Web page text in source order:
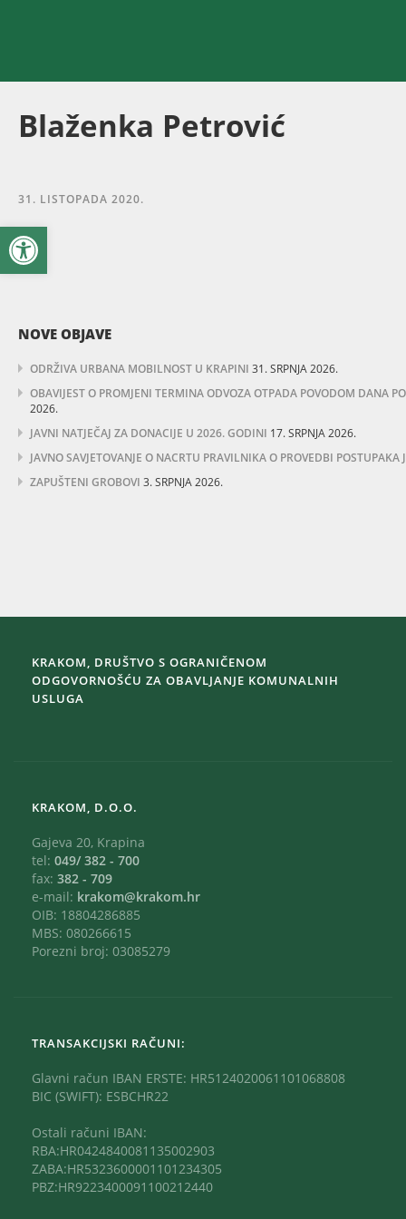
Open toolbar
Blaženka Petrović
31. LISTOPADA 2020.
NOVE OBJAVE
ODRŽIVA URBANA MOBILNOST U KRAPINI 31. SRPNJA 2026.
OBAVIJEST O PROMJENI TERMINA ODVOZA OTPADA POVODOM DANA
2026.
JAVNI NATJEČAJ ZA DONACIJE U 2026. GODINI 17. SRPNJA 2026.
JAVNO SAVJETOVANJE O NACRTU PRAVILNIKA O PROVEDBI POSTUPAKA
ZAPUŠTENI GROBOVI 3. SRPNJA 2026.
KRAKOM, DRUŠTVO S OGRANIČENOM
ODGOVORNOŠĆU ZA OBAVLJANJE KOMUNALNIH
USLUGA
KRAKOM, D.O.O.
Gajeva 20, Krapina
tel: 049/ 382 - 700
fax: 382 - 709
e-mail: krakom@krakom.hr
OIB: 18804286885
MBS: 080266615
Porezni broj: 03085279
TRANSAKCIJSKI RAČUNI:
Glavni račun IBAN ERSTE: HR5124020061101068808
BIC (SWIFT): ESBCHR22
Ostali računi IBAN:
RBA:HR0424840081135002903
ZABA:HR5323600001101234305
PBZ:HR9223400091100212440